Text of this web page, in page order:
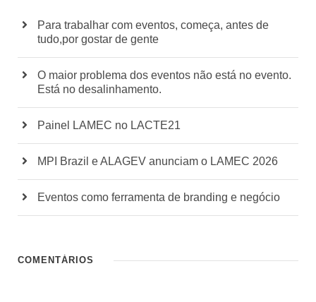
Para trabalhar com eventos, começa, antes de
tudo,por gostar de gente
O maior problema dos eventos não está no evento.
Está no desalinhamento.
Painel LAMEC no LACTE21
MPI Brazil e ALAGEV anunciam o LAMEC 2026
Eventos como ferramenta de branding e negócio
COMENTÁRIOS